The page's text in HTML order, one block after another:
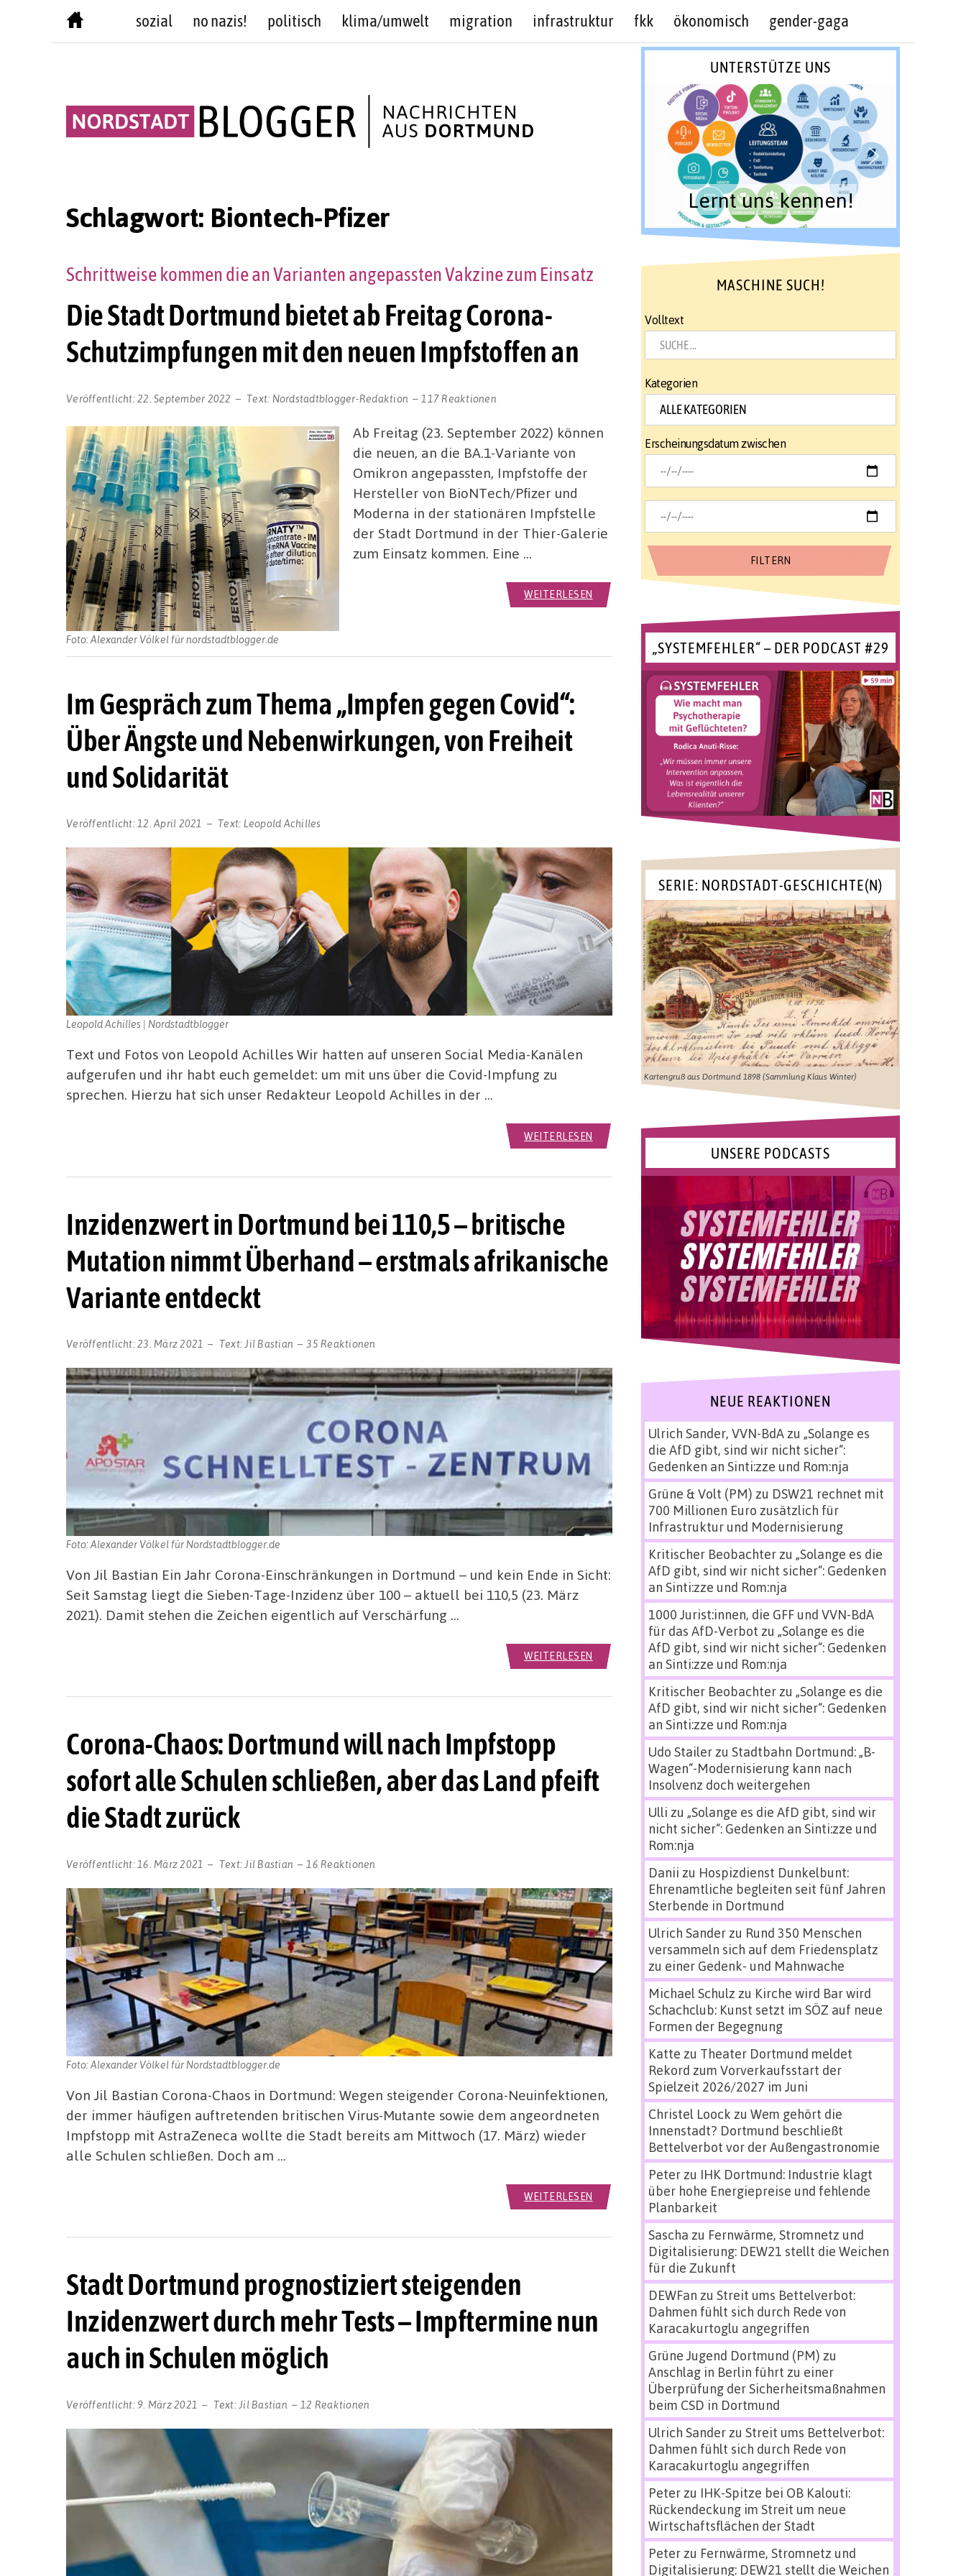
sozial no nazis! politisch klima/umwelt migration infrastruktur fkk ökonomisch gender-gaga
Schlagwort: Biontech-Pfizer
Die Stadt Dortmund bietet ab Freitag Corona-
Schutzimpfungen mit den neuen Impfstoffen an
Schrittweise kommen die an Varianten angepassten Vakzine zum Einsatz
Veröffentlicht:22. September 2022 Text: Nordstadtblogger-Redaktion 117 Reaktionen
Foto: Alexander Völkel für nordstadtblogger.de
Ab Freitag (23. September 2022) können
die neuen, an die BA.1-Variante von
Omikron angepassten, Impfstoffe der
Hersteller von BioNTech/Pfizer und
Moderna in der stationären Impfstelle
der Stadt Dortmund in der Thier-Galerie
zum Einsatz kommen. Eine …
WEITERLESEN
Im Gespräch zum Thema „Impfen gegen Covid“:
Über Ängste und Nebenwirkungen, von Freiheit
und Solidarität
Veröffentlicht: 12. April 2021 Text: Leopold Achilles
Leopold Achilles | Nordstadtblogger
Text und Fotos von Leopold Achilles Wir hatten auf unseren Social Media-Kanälen
aufgerufen und ihr habt euch gemeldet: um mit uns über die Covid-Impfung zu
sprechen. Hierzu hat sich unser Redakteur Leopold Achilles in der …
WEITERLESEN
Inzidenzwert in Dortmund bei 110,5 – britische
Mutation nimmt Überhand – erstmals afrikanische
Variante entdeckt
Veröffentlicht:23. März 2021 Text: Jil Bastian 35 Reaktionen
Foto: Alexander Völkel für Nordstadtblogger.de
Von Jil Bastian Ein Jahr Corona-Einschränkungen in Dortmund – und kein Ende in Sicht:
Seit Samstag liegt die Sieben-Tage-Inzidenz über 100 – aktuell bei 110,5 (23. März
2021). Damit stehen die Zeichen eigentlich auf Verschärfung …
WEITERLESEN
Corona-Chaos: Dortmund will nach Impfstopp
sofort alle Schulen schließen, aber das Land pfeift
die Stadt zurück
Veröffentlicht: 16. März 2021 Text: Jil Bastian 16 Reaktionen
Foto: Alexander Völkel für Nordstadtblogger.de
Von Jil Bastian Corona-Chaos in Dortmund: Wegen steigender Corona-Neuinfektionen,
der immer häufigen auftretenden britischen Virus-Mutante sowie dem angeordneten
Impfstopp mit AstraZeneca wollte die Stadt bereits am Mittwoch (17. März) wieder
alle Schulen schließen. Doch am …
WEITERLESEN
Stadt Dortmund prognostiziert steigenden
Inzidenzwert durch mehr Tests – Impftermine nun
auch in Schulen möglich
Veröffentlicht: 9. März 2021 Text: Jil Bastian 12 Reaktionen
UNTERSTÜTZE UNS
Lernt uns kennen!
MASCHINE SUCH!
Volltext
Kategorien
Erscheinungsdatum zwischen
„SYSTEMFEHLER“ – DER PODCAST #29
SERIE: NORDSTADT-GESCHICHTE(N)
Kartengruß aus Dortmund 1898 (Sammlung Klaus Winter)
UNSERE PODCASTS
NEUE REAKTIONEN
Ulrich Sander, VVN-BdAzu „Solange es
die AfD gibt, sind wir nicht sicher“:
Gedenken an Sinti:zze und Rom:nja
Grüne & Volt (PM) zu DSW21 rechnet mit
700 Millionen Euro zusätzlich für
Infrastruktur und Modernisierung
Kritischer Beobachterzu „Solange es die
AfD gibt, sind wir nicht sicher“: Gedenken
an Sinti:zze und Rom:nja
1000 Jurist:innen, die GFF und VVN-BdA
für das AfD-Verbot zu „Solange es die
AfD gibt, sind wir nicht sicher“: Gedenken
an Sinti:zze und Rom:nja
Kritischer Beobachterzu „Solange es die
AfD gibt, sind wir nicht sicher“: Gedenken
an Sinti:zze und Rom:nja
Udo Stailerzu Stadtbahn Dortmund: „B-
Wagen“-Modernisierung kann nach
Insolvenz doch weitergehen
Ulli zu „Solange es die AfD gibt, sind wir
nicht sicher“: Gedenken an Sinti:zze und
Rom:nja
Danii zu Hospizdienst Dunkelbunt:
Ehrenamtliche begleiten seit fünf Jahren
Sterbende in Dortmund
Ulrich Sanderzu Rund 350 Menschen
versammeln sich auf dem Friedensplatz
zu einer Gedenk- und Mahnwache
Michael Schulz zu Kirche wird Bar wird
Schachclub: Kunst setzt im SÖZ auf neue
Formen der Begegnung
Katte zu Theater Dortmund meldet
Rekord zum Vorverkaufsstart der
Spielzeit 2026/2027 im Juni
Christel Loock zu Wem gehört die
Innenstadt? Dortmund beschließt
Bettelverbot vor der Außengastronomie
Peterzu IHK Dortmund: Industrie klagt
über hohe Energiepreise und fehlende
Planbarkeit
Sascha zu Fernwärme, Stromnetz und
Digitalisierung: DEW21 stellt die Weichen
für die Zukunft
DEWFan zu Streit ums Bettelverbot:
Dahmen fühlt sich durch Rede von
Karacakurtoglu angegriffen
Grüne Jugend Dortmund (PM) zu
Anschlag in Berlin führt zu einer
Überprüfung der Sicherheitsmaßnahmen
beim CSD in Dortmund
Ulrich Sanderzu Streit ums Bettelverbot:
Dahmen fühlt sich durch Rede von
Karacakurtoglu angegriffen
Peterzu IHK-Spitze bei OB Kalouti:
Rückendeckung im Streit um neue
Wirtschaftsflächen der Stadt
Peterzu Fernwärme, Stromnetz und
Digitalisierung: DEW21 stellt die Weichen